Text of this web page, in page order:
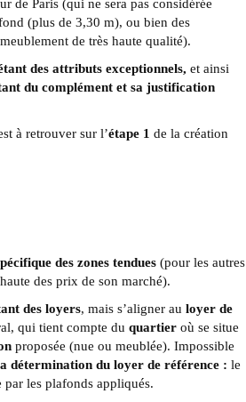
de Paris (qui ne sera pas considérée
(plus de 3,30 m), ou bien des
de très haute qualité).
des attributs exceptionnels, et ainsi
du complément et sa justification
à retrouver sur l’étape 1 de la création
des zones tendues (pour les autres
des prix de son marché).
des loyers, mais s’aligner au loyer de
qui tient compte du quartier où se situe
proposée (nue ou meublée). Impossible
détermination du loyer de référence : le
les plafonds appliqués.